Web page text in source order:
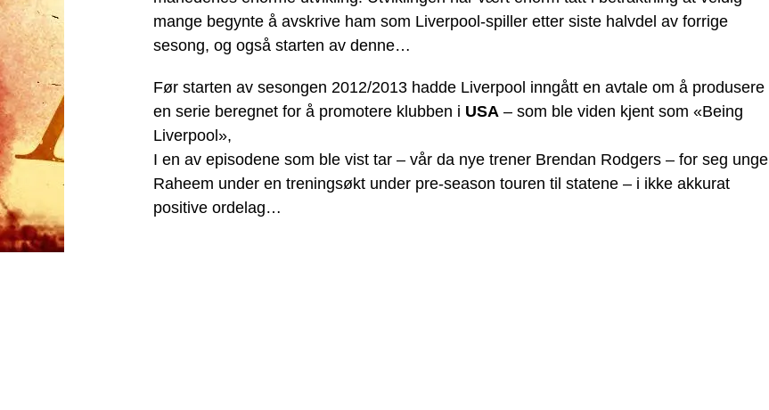
mange begynte å avskrive ham som Liverpool-spiller etter siste halvdel av forrige
sesong, og også starten av denne…
Før starten av sesongen 2012/2013 hadde Liverpool inngått en avtale om å produsere
en serie beregnet for å promotere klubben i USA – som ble viden kjent som «Being
Liverpool»,
I en av episodene som ble vist tar – vår da nye trener Brendan Rodgers – for seg unge
Raheem under en treningsøkt under pre-season touren til statene – i ikke akkurat
positive ordelag…